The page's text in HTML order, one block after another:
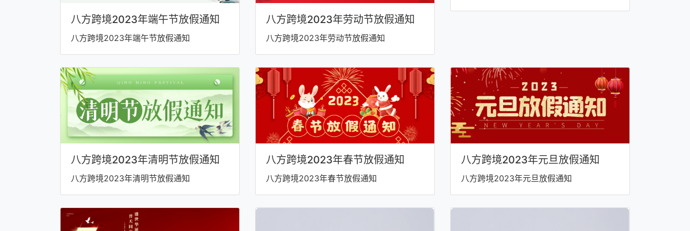
八方跨境2023年端午节放假通知
八方跨境2023年端午节放假通知
八方跨境2023年劳动节放假通知
八方跨境2023年劳动节放假通知
八方跨境2023年清明节放假通知
八方跨境2023年清明节放假通知
八方跨境2023年春节放假通知
八方跨境2023年春节放假通知
八方跨境2023年元旦放假通知
八方跨境2023年元旦放假通知